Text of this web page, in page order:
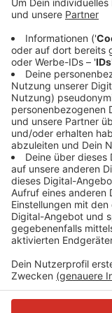
Im Bereich, wo
es an der
wird das nachts
erledigt. Der
damit, dass die
muss. In diesem
Bahnhof- und
Anzeige
Anzeige